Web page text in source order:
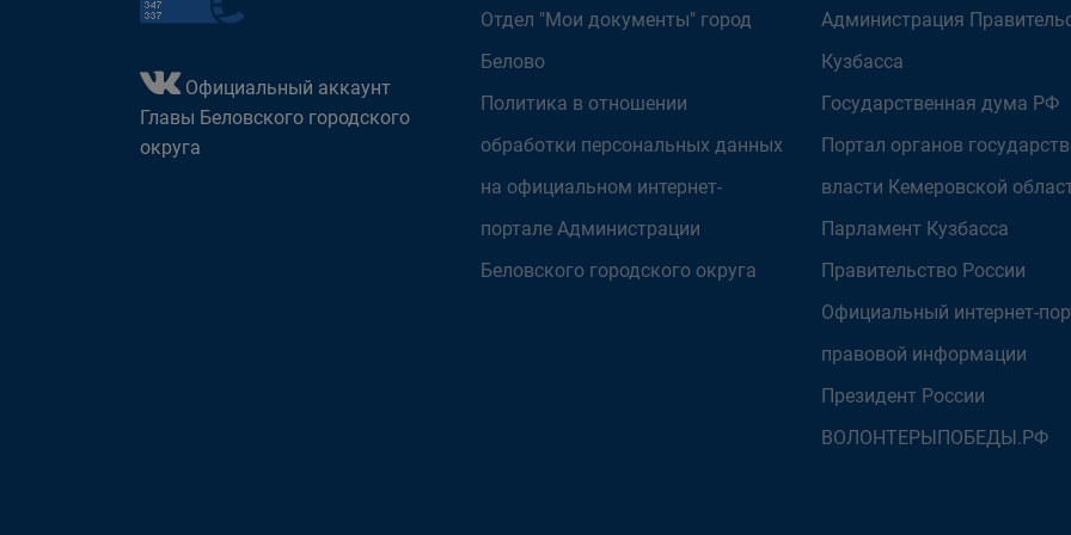
Официальный аккаунт
Главы Беловского городского
округа
Отдел "Мои документы" город
Белово
Политика в отношении
обработки персональных данных
на официальном интернет-
портале Администрации
Беловского городского округа
Администрация
Кузбасса
Государственная дума РФ
Портал органов
власти Кемеровской
Парламент Кузбасса
Правительство России
Официальный интернет-
правовой информации
Президент России
ВОЛОНТЕРЫПОБЕДЫ.РФ